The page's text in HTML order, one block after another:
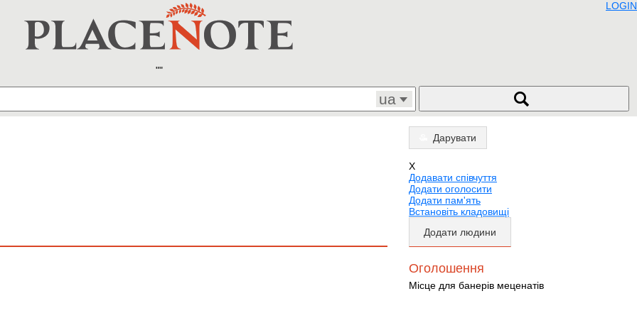
LOGIN
ua
Дарувати
X
Додавати співчуття
Додати оголосити
Додати пам'ять
Встановіть кладовищі
Додати людини
Оголошення
Місце для банерів меценатів